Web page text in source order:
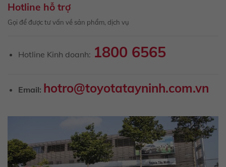
Hotline hỗ trợ
Gọi để được tư vấn về sản phẩm, dịch vụ
Hotline Kinh doanh: 1800 6565
Email: hotro@toyotatayninh.com.vn